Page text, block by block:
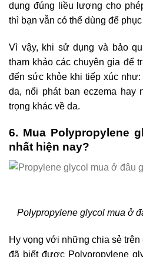
dụng đúng liều lượng cho
thì bạn vẫn có thể dùng để
Vì vậy, khi sử dụng và bảo
tham khảo các chuyên gia để
đến sức khỏe khi tiếp xúc
da, nổi phát ban eczema hay
trọng khác về da.
6. Mua Polypropylene
nhất hiện nay?
Polypropylene glycol mua ở
Hy vọng với những chia sẻ
đã biết được Polypropylene